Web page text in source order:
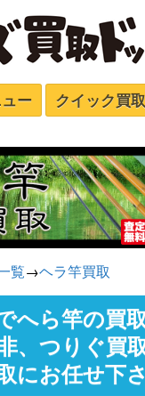
ー クイック買取
覧→ヘラ竿買取
へら竿の買
、つりぐ買
にお任せ下